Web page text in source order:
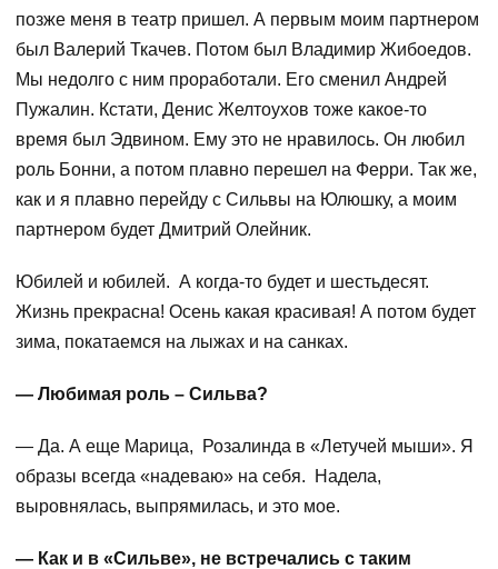
позже меня в театр пришел. А первым моим партнером
был Валерий Ткачев. Потом был Владимир Жибоедов.
Мы недолго с ним проработали. Его сменил Андрей
Пужалин. Кстати, Денис Желтоухов тоже какое-то
время был Эдвином. Ему это не нравилось. Он любил
роль Бонни, а потом плавно перешел на Ферри. Так же,
как и я плавно перейду с Сильвы на Юлюшку, а моим
партнером будет Дмитрий Олейник.
Юбилей и юбилей. А когда-то будет и шестьдесят.
Жизнь прекрасна! Осень какая красивая! А потом будет
зима, покатаемся на лыжах и на санках.
— Любимая роль – Сильва?
— Да. А еще Марица, Розалинда в «Летучей мыши». Я
образы всегда «надеваю» на себя. Надела,
выровнялась, выпрямилась, и это мое.
— Как и в «Сильве», не встречались с таким